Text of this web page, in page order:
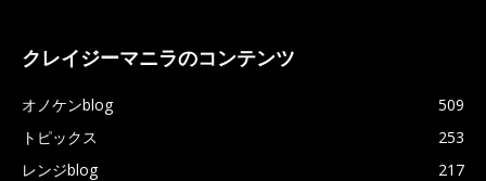
クレイジーマニラのコンテンツ
オノケンblog
509
トピックス
253
レンジblog
217